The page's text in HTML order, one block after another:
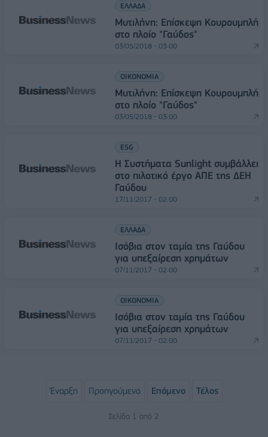
ΕΛΛΑΔΑ
Μυτιλήνη: Επίσκεψη Κουρουμπλή
στο πλοίο "Γαύδος"
03/05/2018 - 03:00
ΟΙΚΟΝΟΜΙΑ
Μυτιλήνη: Επίσκεψη Κουρουμπλή
στο πλοίο "Γαύδος"
03/05/2018 - 03:00
ESG
Η Συστήματα Sunlight συμβάλλει
στο πιλοτικό έργο ΑΠΕ της ΔΕΗ
Γαύδου
17/11/2017 - 02:00
ΕΛΛΑΔΑ
Ισόβια στον ταμία της Γαύδου
για υπεξαίρεση χρημάτων
07/11/2017 - 02:00
ΟΙΚΟΝΟΜΙΑ
Ισόβια στον ταμία της Γαύδου
για υπεξαίρεση χρημάτων
07/11/2017 - 02:00
Έναρξη Προηγούμενο Επόμενο Τέλος
Σελίδα 1 από 2